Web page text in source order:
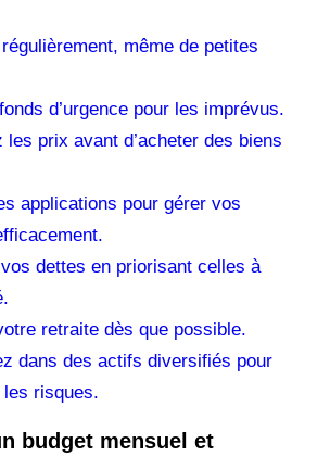
même de petites
d’urgence pour les imprévus.
les prix avant d’acheter des biens
applications pour gérer vos
dettes en priorisant celles à
retraite dès que possible.
dans des actifs diversifiés pour
risques.
budget mensuel et